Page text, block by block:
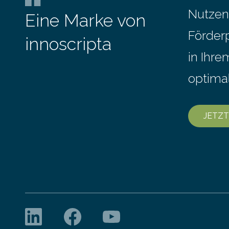
positive
stellten sie
Eine Marke von
innoscripta
in